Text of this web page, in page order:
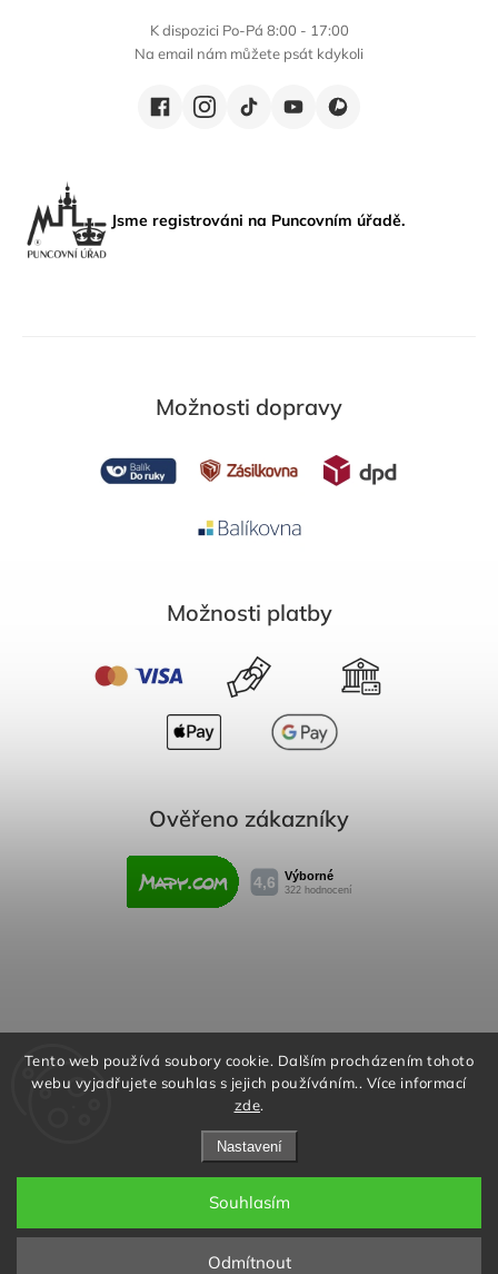
Tento web používá soubory cookie. Dalším procházením tohoto
webu vyjadřujete souhlas s jejich používáním.. Více informací
zde.
Nastavení
Odmítnout
Souhlasím
K dispozici Po-Pá 8:00 - 17:00
Na email nám můžete psát kdykoli
Jsme registrováni na Puncovním úřadě.
Možnosti dopravy
Možnosti platby
Ověřeno zákazníky
Obchodní podmínky
Reklamační řád
Podmínky ochrany osobních údajů
Copyright 2026Rafity.cz. Všechna práva vyhrazena.
Upravit nastavení cookies
Aktivujte kód "RAFITY15" na
stránce produktu nebo v košíku a